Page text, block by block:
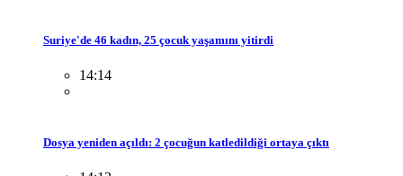
Suriye'de 46 kadın, 25 çocuk yaşamını yitirdi
14:14
Dosya yeniden açıldı: 2 çocuğun katledildiği ortaya çıktı